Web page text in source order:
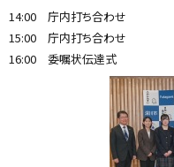
14:00 庁内打ち合わせ
15:00 庁内打ち合わせ
16:00 委嘱状伝達式